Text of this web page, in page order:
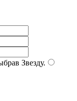
Звезду.